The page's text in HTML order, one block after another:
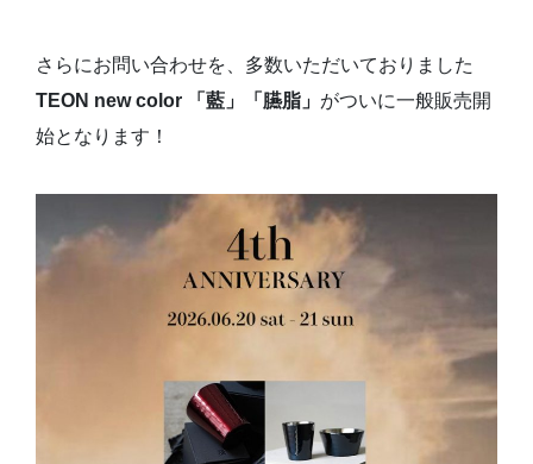
さらにお問い合わせを、多数いただいておりました
TEON new color 「藍」「臙脂」 がついに一般販売開
始となります！